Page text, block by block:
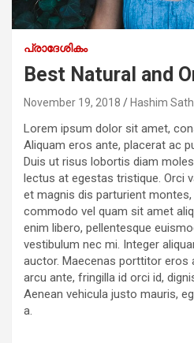
പ്രാദേശികം
Best Natural and
November 19, 2018 Hashim
Lorem ipsum dolor sit amet,
Aliquam eros ante, placerat ac
Duis ut risus lobortis diam
lectus at egestas tristique. Orci
et magnis dis parturient
commodo vel quam sit amet
enim libero, pellentesque
vestibulum nec mi. Integer
auctor. Maecenas porttitor eros
arcu ante, fringilla id orci id,
Aenean vehicula justo mauris,
a.